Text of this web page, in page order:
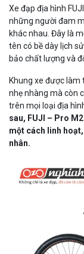
Xe đạp địa hình
những người đam
khác nhau. Đây là
tên có bề dày lịch
bảo chất lượng và
Khung xe được
nhẹ nhàng mà còn
trên mọi loại địa
sau, FUJI – Pro
một cách linh
nhân.